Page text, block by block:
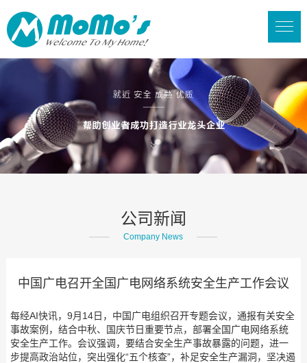
公司新闻
Company News
中国广电召开全国广电网络系统安全生产工作会议
每经AI快讯，9月14日，中国广电组织召开专题会议，通报有关安全
事故案例，结合中秋、国庆节日重要节点，部署全国广电网络系统
安全生产工作。会议强调，要结合安全生产事故暴露的问题，进一
步提高政治站位，突出强化“五个核查”，补足安全生产漏洞，坚决遏